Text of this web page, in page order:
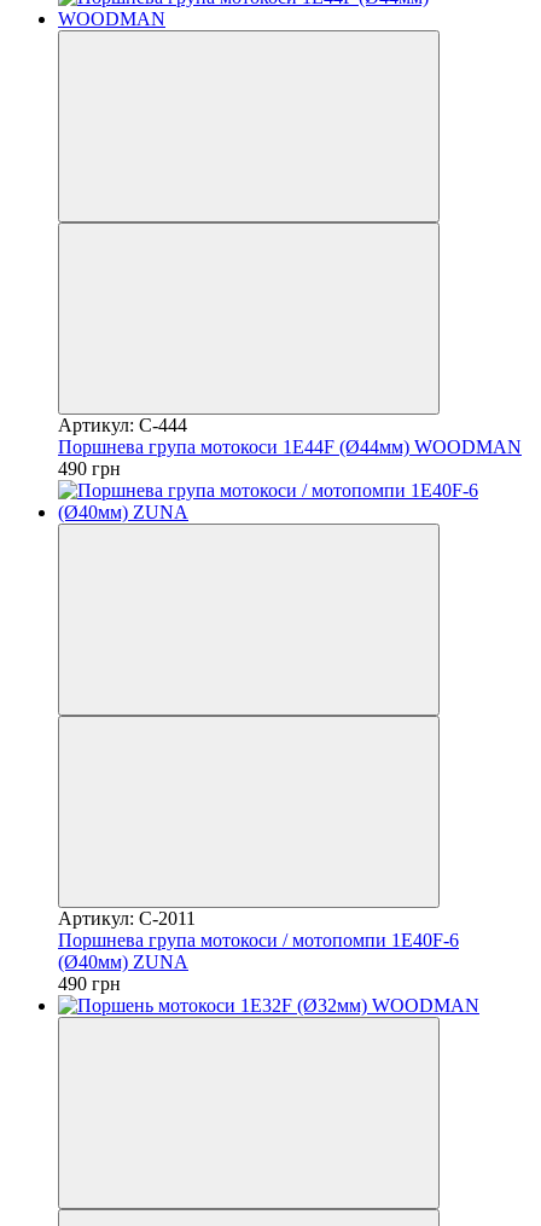
Артикул: C-444
Поршнева група мотокоси 1E44F (Ø44мм) WOODMAN
490 грн
Артикул: C-2011
Поршнева група мотокоси / мотопомпи 1E40F-6
(Ø40мм) ZUNA
490 грн